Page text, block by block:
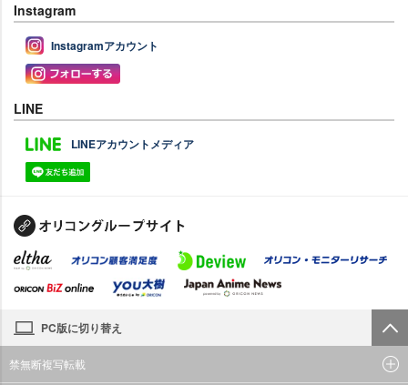
Instagram
Instagramアカウント
LINE
LINEアカウントメディア
PC版に切り替え
禁無断複写転載